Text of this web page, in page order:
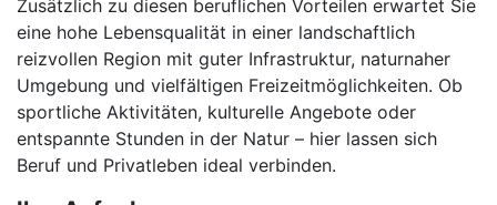
Zusätzlich zu diesen beruflichen Vorteilen erwartet Sie
eine hohe Lebensqualität in einer landschaftlich
reizvollen Region mit guter Infrastruktur, naturnaher
Umgebung und vielfältigen Freizeitmöglichkeiten. Ob
sportliche Aktivitäten, kulturelle Angebote oder
entspannte Stunden in der Natur – hier lassen sich
Beruf und Privatleben ideal verbinden.